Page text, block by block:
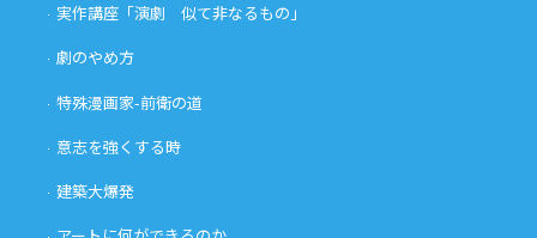
実作講座「演劇 似て非なるもの」
劇のやめ方
特殊漫画家-前衛の道
意志を強くする時
建築大爆発